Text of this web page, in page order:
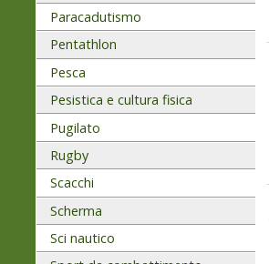
Paracadutismo
Pentathlon
Pesca
Pesistica e cultura fisica
Pugilato
Rugby
Scacchi
Scherma
Sci nautico